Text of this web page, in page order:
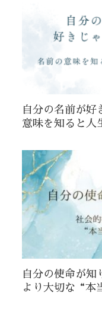
自分の名前が好
意味を知ると人
自分の使命が知
より大切な“本